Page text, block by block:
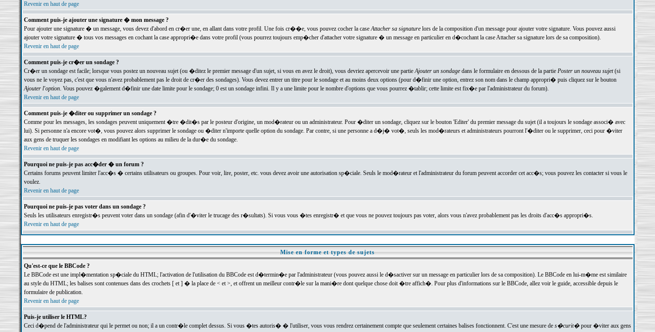
Revenir en haut de page
Comment puis-je ajouter une signature � mon message ?
Pour ajouter une signature � un message, vous devez d'abord en cr�er une, en allant dans votre profil. Une fois cr��e, vous pouvez cocher la caseAttacher sa signaturelors de la composition d'un message pour ajouter votre signature. Vous pouvez aussi
ajouter votre signature � tous vos messages en cochant la case appropri�e dans votre profil (vous pourrez toujours emp�cher d'attacher votre signature � un message en particulier en d�cochant la case Attacher sa signature lors de sa composition).
Revenir en haut de page
Comment puis-je cr�er un sondage ?
Cr�er un sondage est facile; lorsque vous postez un nouveau sujet (ou �ditez le premier message d'un sujet, si vous en avez le droit), vous devriez apercevoir une partieAjouter un sondagedans le formulaire en dessous de la partie Poster un nouveau sujet(si
vous ne le voyez pas, c'est que vous n'avez probablement pas le droit de cr�er des sondages). Vous devez entrer un titre pour le sondage et au moins deux options (pour d�finir une option, entrez son nom dans le champ appropri� puis cliquez sur le bouton
Ajouter l'option. Vous pouvez �galement d�finir une date limite pour le sondage; 0 est un sondage infini. Il y a une limite pour le nombre d'options que vous pourrez �tablir; cette limite est fix�e par l'administrateur du forum).
Revenir en haut de page
Comment puis-je �diter ou supprimer un sondage ?
Comme pour les messages, les sondages peuvent uniquement �tre �dit�s par le posteur d'origine, un mod�rateur ou un administrateur. Pour �diter un sondage, cliquez sur le bouton 'Editer' du premier message du sujet (il a toujours le sondage associ� avec
lui). Si personne n'a encore vot�, vous pouvez alors supprimer le sondage ou �diter n'importe quelle option du sondage. Par contre, si une personne a d�j� vot�, seuls les mod�rateurs et administrateurs pourront l'�diter ou le supprimer, ceci pour �viter
aux gens de truquer les sondages en modifiant les options au milieu de la dur�e du sondage.
Revenir en haut de page
Pourquoi ne puis-je pas acc�der � un forum ?
Certains forums peuvent limiter l'acc�s � certains utilisateurs ou groupes. Pour voir, lire, poster, etc. vous devez avoir une autorisation sp�ciale. Seuls le mod�rateur et l'administrateur du forum peuvent accorder cet acc�s; vous pouvez les contacter si vous le
voulez.
Revenir en haut de page
Pourquoi ne puis-je pas voter dans un sondage ?
Seuls les utilisateurs enregistr�s peuvent voter dans un sondage (afin d'�viter le trucage des r�sultats). Si vous vous �tes enregistr� et que vous ne pouvez toujours pas voter, alors vous n'avez probablement pas les droits d'acc�s appropri�s.
Revenir en haut de page
Mise en forme et types de sujets
Qu'est-ce que le BBCode ?
Le BBCode est une impl�mentation sp�ciale du HTML; l'activation de l'utilisation du BBCode est d�termin�e par l'administrateur (vous pouvez aussi le d�sactiver sur un message en particulier lors de sa composition). Le BBCode en lui-m�me est similaire
au style du HTML; les balises sont contenues dans des crochets [ et ] � la place de < et >, et offrent un meilleur contr�le sur la mani�re dont quelque chose doit �tre affich�. Pour plus d'informations sur le BBCode, allez voir le guide, accessible depuis le
formulaire de publication.
Revenir en haut de page
Puis-je utiliser le HTML?
Ceci d�pend de l'administrateur qui le permet ou non; il a un contr�le complet dessus. Si vous �tes autoris� � l'utiliser, vous vous rendrez certainement compte que seulement certaines balises fonctionnent. C'est une mesure de s�curit�pour �viter aux gens